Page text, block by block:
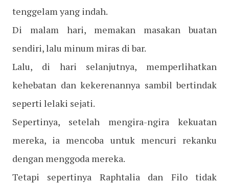
tenggelam yang indah.
Di malam hari, memakan masakan buatan
sendiri, lalu minum miras di bar.
Lalu, di hari selanjutnya, memperlihatkan
kehebatan dan kekerenannya sambil bertindak
seperti lelaki sejati.
Sepertinya, setelah mengira-ngira kekuatan
mereka, ia mencoba untuk mencuri rekanku
dengan menggoda mereka.
Tetapi sepertinya Raphtalia dan Filo tidak